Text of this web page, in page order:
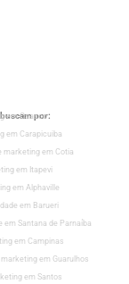
por:
em Osasco
em Carapicuiba
marketing em Cotia
em Itapevi
em Alphaville
em Barueri
em Santana de Parnaíba
em Campinas
em Guarulhos
em Santos